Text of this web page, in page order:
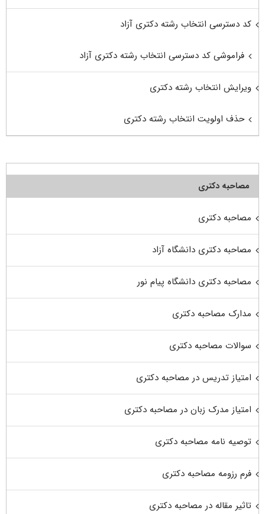
کد دسترسی انتخاب رشته دکتری آزاد
فراموشی کد دسترسی انتخاب رشته دکتری آزاد
ویرایش انتخاب رشته دکتری
حذف اولویت انتخاب رشته دکتری
مصاحبه دکتری
مصاحبه دکتری
مصاحبه دکتری دانشگاه آزاد
مصاحبه دکتری دانشگاه پیام نور
مدارک مصاحبه دکتری
سوالات مصاحبه دکتری
امتیاز تدریس در مصاحبه دکتری
امتیاز مدرک زبان در مصاحبه دکتری
توصیه نامه مصاحبه دکتری
فرم رزومه مصاحبه دکتری
تاثیر مقاله در مصاحبه دکتری